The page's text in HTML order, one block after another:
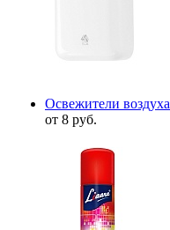
Освежители воздуха
от 8 руб.